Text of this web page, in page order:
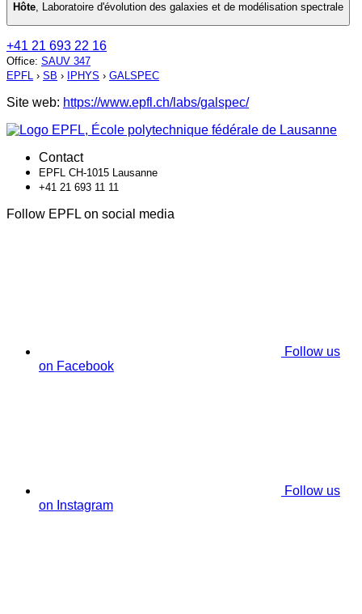
Hôte, Laboratoire d'évolution des galaxies et de modélisation spectrale
+41 21 693 22 16
Office: SAUV 347
EPFL › SB › IPHYS › GALSPEC
Site web: https://www.epfl.ch/labs/galspec/
Contact
EPFL CH-1015 Lausanne
+41 21 693 11 11
Follow EPFL on social media
Follow us
on Facebook
Follow us
on Instagram